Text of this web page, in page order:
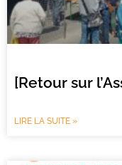
[Retour sur
LIRE LA SUITE »